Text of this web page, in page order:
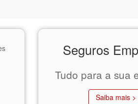
Seguros
Tudo para a sua
Saiba mais >